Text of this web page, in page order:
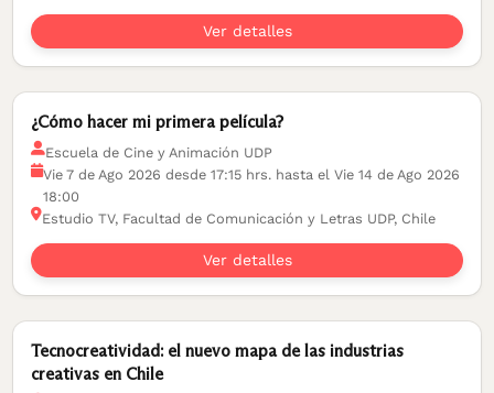
Ver detalles
¿Cómo hacer mi primera película?
Escuela de Cine y Animación UDP
Vie 7 de Ago 2026 desde 17:15 hrs. hasta el Vie 14 de Ago 2026
18:00
Estudio TV, Facultad de Comunicación y Letras UDP, Chile
Ver detalles
Tecnocreatividad: el nuevo mapa de las industrias
creativas en Chile